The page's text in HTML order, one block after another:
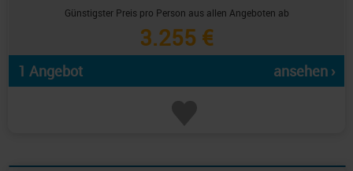
Günstigster Preis pro Person aus allen Angeboten ab
3.255 €
1 Angebot ansehen ›